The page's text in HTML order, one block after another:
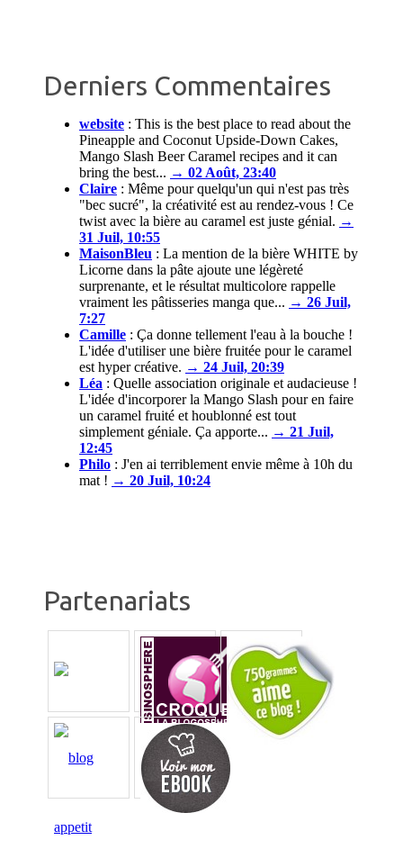
Derniers Commentaires
website : This is the best place to read about the
Pineapple and Coconut Upside-Down Cakes,
Mango Slash Beer Caramel recipes and it can
bring the best... → 02 Août, 23:40
Claire : Même pour quelqu'un qui n'est pas très
"bec sucré", la créativité est au rendez-vous ! Ce
twist avec la bière au caramel est juste génial. →
31 Juil, 10:55
MaisonBleu : La mention de la bière WHITE by
Licorne dans la pâte ajoute une légèreté
surprenante, et le résultat multicolore rappelle
vraiment les pâtisseries manga que... → 26 Juil,
7:27
Camille : Ça donne tellement l'eau à la bouche !
L'idée d'utiliser une bière fruitée pour le caramel
est hyper créative. → 24 Juil, 20:39
Léa : Quelle association originale et audacieuse !
L'idée d'incorporer la Mango Slash pour en faire
un caramel fruité et houblonné est tout
simplement géniale. Ça apporte... → 21 Juil,
12:45
Philo : J'en ai terriblement envie même à 10h du
mat ! → 20 Juil, 10:24
Partenariats